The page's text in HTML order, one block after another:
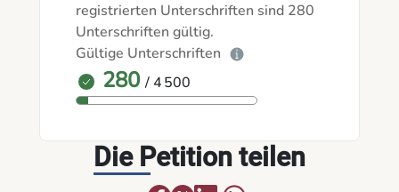
registrierten Unterschriften sind 280
Unterschriften gültig.
Gültige Unterschriften
280 / 4 500
Die Petition teilen